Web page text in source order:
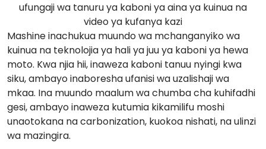
ufungaji wa tanuru ya kaboni ya aina ya kuinua na
video ya kufanya kazi
Mashine inachukua muundo wa mchanganyiko wa
kuinua na teknolojia ya hali ya juu ya kaboni ya hewa
moto. Kwa njia hii, inaweza kaboni tanuu nyingi kwa
siku, ambayo inaboresha ufanisi wa uzalishaji wa
mkaa. Ina muundo maalum wa chumba cha kuhifadhi
gesi, ambayo inaweza kutumia kikamilifu moshi
unaotokana na carbonization, kuokoa nishati, na ulinzi
wa mazingira.